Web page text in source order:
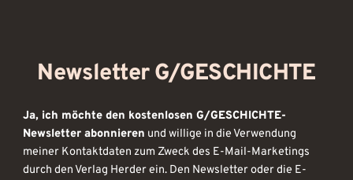
Newsletter G/GESCHICHTE
Ja, ich möchte den kostenlosen G/GESCHICHTE-
Newsletter abonnieren und willige in die Verwendung
meiner Kontaktdaten zum Zweck des E-Mail-Marketings
durch den Verlag Herder ein. Den Newsletter oder die E-